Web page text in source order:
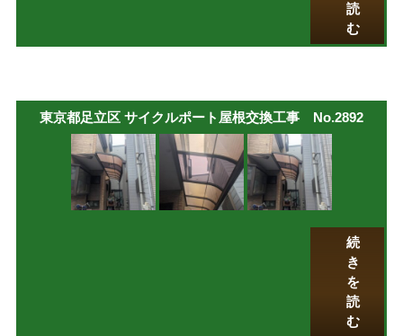
読
む
東京都足立区 サイクルポート屋根交換工事 No.2892
続
き
を
読
む